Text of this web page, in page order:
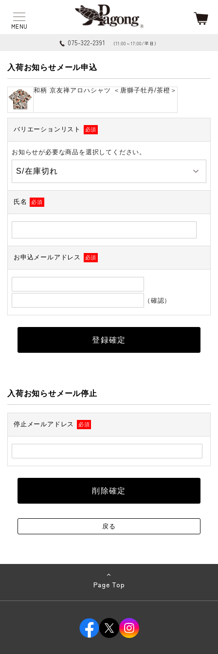
075-322-2391 （11:00～17:00/平日）
入荷お知らせメール申込
和柄 京友禅アロハシャツ ＜唐獅子牡丹/茶橙＞
バリエーションリスト 必須
お知らせが必要な商品を選択してください。
氏名 必須
お申込メールアドレス 必須
（確認）
入荷お知らせメール停止
停止メールアドレス 必須
Page Top